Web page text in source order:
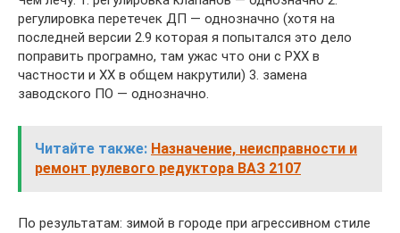
регулировка перетечек ДП — однозначно (хотя на
последней версии 2.9 которая я попытался это дело
поправить програмно, там ужас что они с РХХ в
частности и ХХ в общем накрутили) 3. замена
заводского ПО — однозначно.
Читайте также: Назначение, неисправности и
ремонт рулевого редуктора ВАЗ 2107
По результатам: зимой в городе при агрессивном стиле